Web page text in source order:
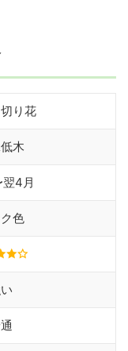
り花
木
翌4月
色